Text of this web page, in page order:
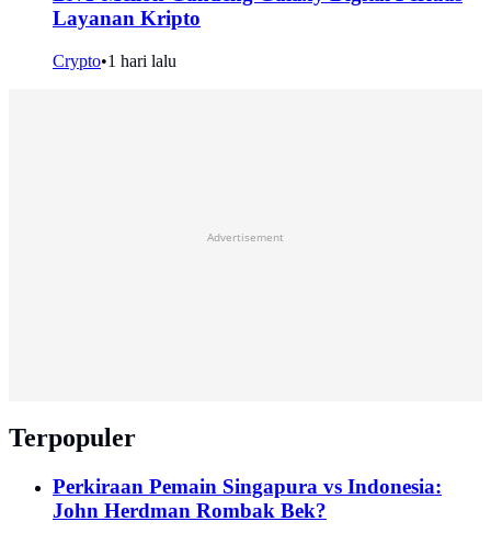
Layanan Kripto
Crypto•1 hari lalu
Advertisement
Terpopuler
Perkiraan Pemain Singapura vs Indonesia:
John Herdman Rombak Bek?